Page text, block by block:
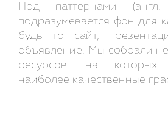
Под паттернами
подразумевается фон для
будь то сайт,
объявление. Мы собрали
ресурсов, на
наиболее качественные